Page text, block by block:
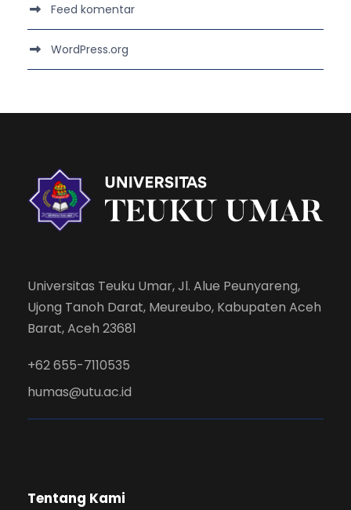
Feed komentar
WordPress.org
Universitas Teuku Umar, Jl. Alue Peunyareng,
Ujong Tanoh Darat, Meureubo, Kabupaten Aceh
Barat, Aceh 23681
+62 655-7110535
humas@utu.ac.id
Tentang Kami